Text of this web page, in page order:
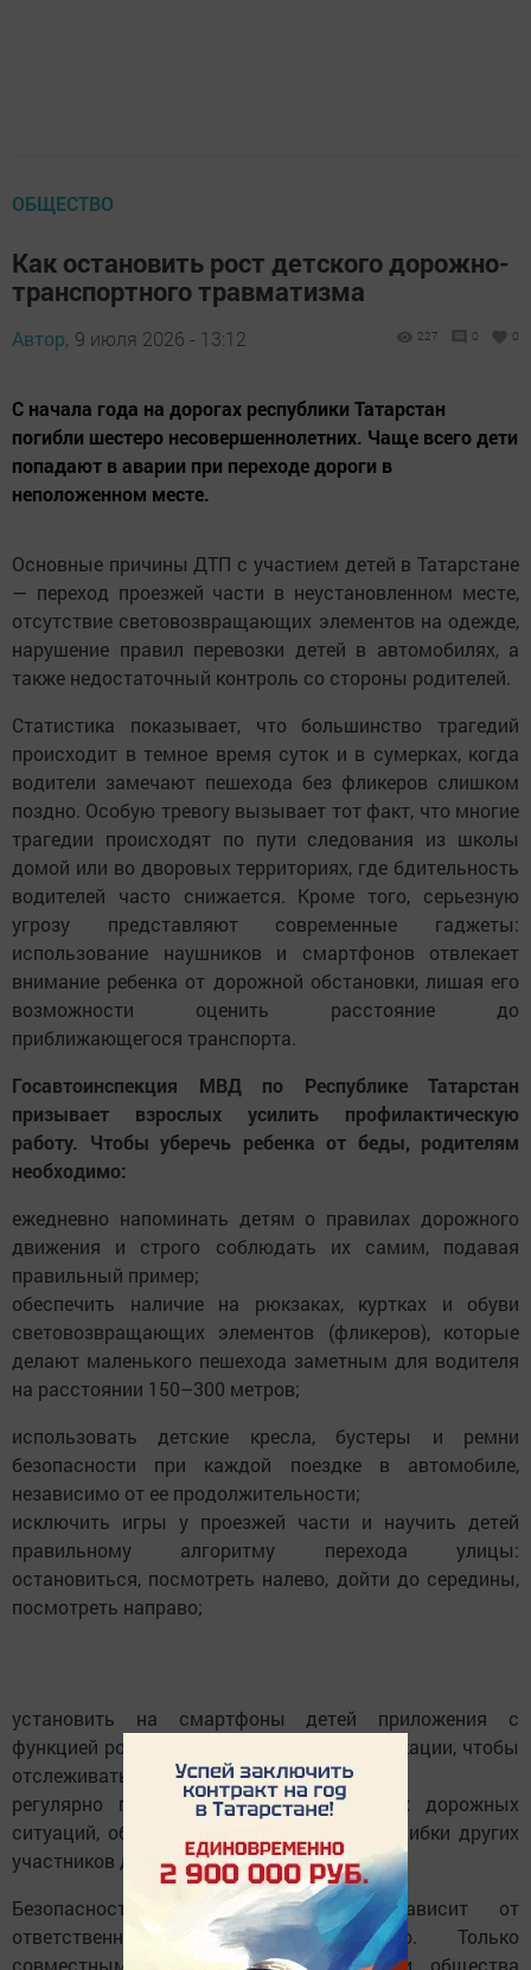
ОБЩЕСТВО
Как остановить рост детского дорожно-
транспортного травматизма
Автор, 9 июля 2026 - 13:12 227 0 0
С начала года на дорогах республики Татарстан
погибли шестеро несовершеннолетних. Чаще всего дети
попадают в аварии при переходе дороги в
неположенном месте.
Основные причины ДТП с участием детей в Татарстане
— переход проезжей части в неустановленном месте,
отсутствие световозвращающих элементов на одежде,
нарушение правил перевозки детей в автомобилях, а
также недостаточный контроль со стороны родителей.
Статистика показывает, что большинство трагедий
происходит в темное время суток и в сумерках, когда
водители замечают пешехода без фликеров слишком
поздно. Особую тревогу вызывает тот факт, что многие
трагедии происходят по пути следования из школы
домой или во дворовых территориях, где бдительность
водителей часто снижается. Кроме того, серьезную
угрозу представляют современные гаджеты:
использование наушников и смартфонов отвлекает
внимание ребенка от дорожной обстановки, лишая его
возможности оценить расстояние до
приближающегося транспорта.
Госавтоинспекция МВД по Республике Татарстан
призывает взрослых усилить профилактическую
работу. Чтобы уберечь ребенка от беды, родителям
необходимо:
ежедневно напоминать детям о правилах дорожного
движения и строго соблюдать их самим, подавая
правильный пример;
обеспечить наличие на рюкзаках, куртках и обуви
световозвращающих элементов (фликеров), которые
делают маленького пешехода заметным для водителя
на расстоянии 150–300 метров;
использовать детские кресла, бустеры и ремни
безопасности при каждой поездке в автомобиле,
независимо от ее продолжительности;
исключить игры у проезжей части и научить детей
правильному алгоритму перехода улицы:
остановиться, посмотреть налево, дойти до середины,
посмотреть направо;
установить на смартфоны детей приложения с
функцией родительского контроля и геолокации, чтобы
отслеживать их безопасный маршрут;
регулярно проводить разборы реальных дорожных
ситуаций, обсуждая с детьми опасные ошибки других
участников движения.
Безопасность детей на дороге зависит от
ответственности каждого взрослого. Только
совместными усилиями семьи, школ и общества